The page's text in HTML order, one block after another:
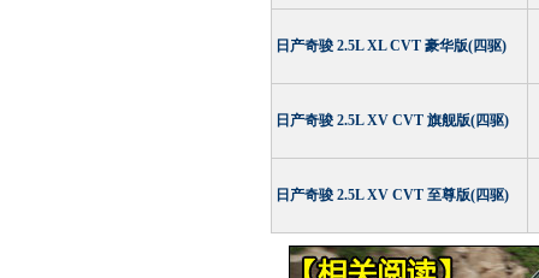
日产奇骏 2.5L XL CVT 豪华版(四驱)
日产奇骏 2.5L XV CVT 旗舰版(四驱)
日产奇骏 2.5L XV CVT 至尊版(四驱)